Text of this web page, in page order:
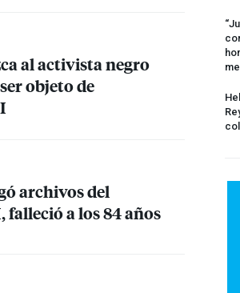
al activista negro
objeto de
archivos del
, falleció a los 84 años